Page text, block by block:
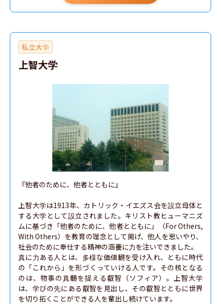
私立大学
上智大学
『他者のために、他者とともに』
上智大学は1913年、カトリック・イエズス会を設立母体と
する大学として設立されました。キリスト教ヒューマニズ
ムに基づき「他者のために、他者とともに」（For Others,
With Others）を教育の理念として掲げ、他人を思いやり、
社会のために奉仕する精神の涵養に力を注いできました。
真に力ある人とは、多様な価値観を受け入れ、ともに時代
の「これから」を形づくっていける人です。その核となる
のは、物事の真髄を捉える叡智（ソフィア）。上智大学
は、学びの先にある叡智を見出し、その叡智とともに世界
を切り拓くことができる人を輩出し続けています。